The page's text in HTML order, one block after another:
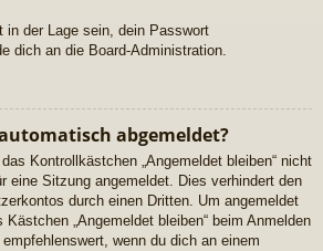
der Lage sein, dein Passwort
dich an die Board-Administration.
abgemeldet?
Kontrollkästchen „Angemeldet bleiben“ nicht
eine Sitzung angemeldet. Dies verhindert den
durch einen Dritten. Um angemeldet
„Angemeldet bleiben“ beim Anmelden
wenn du dich an einem